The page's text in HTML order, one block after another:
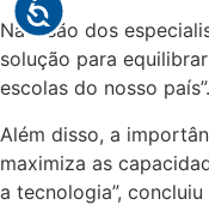
Na visão dos
solução para
escolas do nosso país”.
Além disso, a
maximiza as
a tecnologia”,